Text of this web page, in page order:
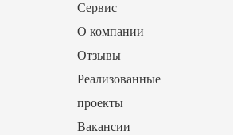
Сервис
О компании
Отзывы
Реализованные
проекты
Вакансии